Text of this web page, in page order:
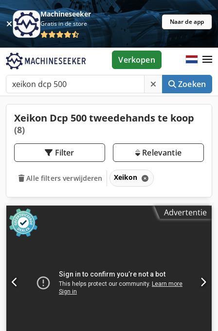
Machineseeker
Gratis in de store Naar de app
Zoeken
Verkopen
Xeikon Dcp 500 tweedehands te koop
(8)
Filter Relevantie
Alle filters verwijderen Xeikon
Advertentie